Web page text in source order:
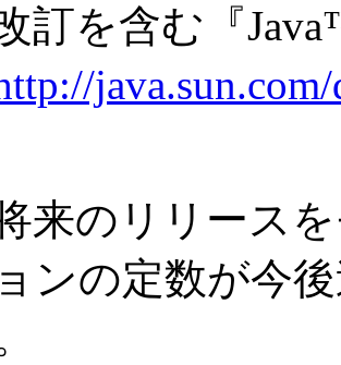
訂を含む『
来のリリース
ンの定数が今